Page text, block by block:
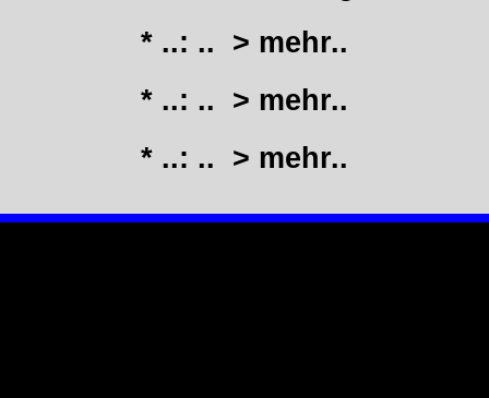
* ..: ..
> mehr..
* ..: ..
> mehr..
* ..: ..
> mehr..